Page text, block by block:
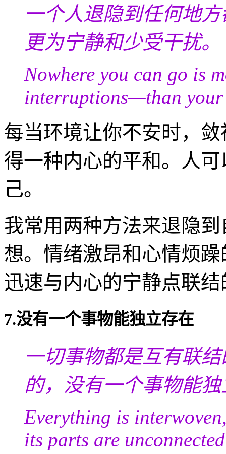
一个人退隐到任何地
更为宁静和少受干扰。
Nowhere you can go is
interruptions—than your
每当环境让你不安时，
得一种内心的平和。人
己。
我常用两种方法来退隐
想。情绪激昂和心情烦
迅速与内心的宁静点联
7.没有一个事物能独立存在
一切事物都是互有联
的，没有一个事物能
Everything is
its parts are unconnected